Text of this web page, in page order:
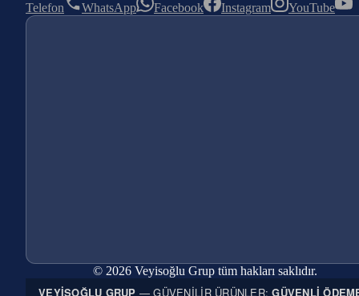
Telefon WhatsApp Facebook Instagram YouTube
© 2026 Veyisoğlu Grup tüm hakları saklıdır.
VEYISOĞLU GRUP — GÜVENILIR ÜRÜNLER;GÜVENLI